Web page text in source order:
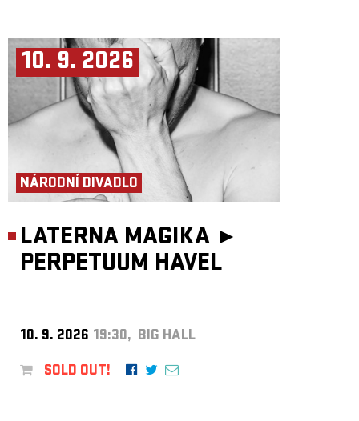
10. 9. 2026
NÁRODNÍ DIVADLO
LATERNA MAGIKA ►
PERPETUUM HAVEL
10. 9. 2026 19:30, BIG HALL
SOLD OUT!